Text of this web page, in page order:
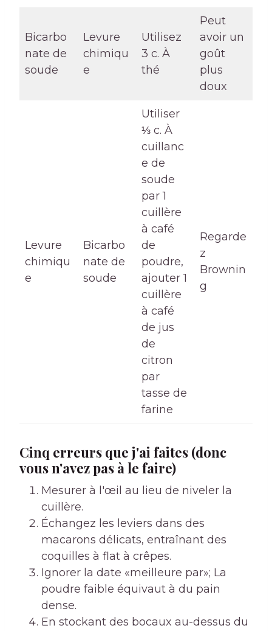
Bicarbo
nate de
soude
Levure
chimiqu
e
Utilisez
3 c. À
thé
Peut
avoir un
goût
plus
doux
Levure
chimiqu
e
Bicarbo
nate de
soude
Utiliser
⅓ c. À
cuillanc
e de
soude
par 1
cuillère
à café
de
poudre,
ajouter 1
cuillère
à café
de jus
de
citron
par
tasse de
farine
Regarde
z
Brownin
g
Cinq erreurs que j'ai faites (donc
vous n'avez pas à le faire)
Mesurer à l'œil au lieu de niveler la
cuillère.
Échangez les leviers dans des
macarons délicats, entraînant des
coquilles à flat à crêpes.
Ignorer la date «meilleure par»; La
poudre faible équivaut à du pain
dense.
En stockant des bocaux au-dessus du